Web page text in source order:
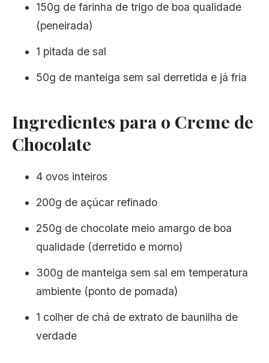
150g de farinha de trigo de boa qualidade
(peneirada)
1 pitada de sal
50g de manteiga sem sal derretida e já fria
Ingredientes para o Creme de
Chocolate
4 ovos inteiros
200g de açúcar refinado
250g de chocolate meio amargo de boa
qualidade (derretido e morno)
300g de manteiga sem sal em temperatura
ambiente (ponto de pomada)
1 colher de chá de extrato de baunilha de
verdade